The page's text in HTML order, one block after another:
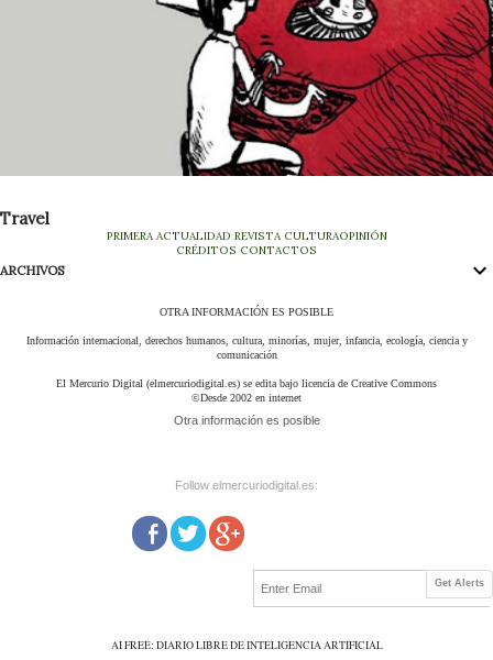
Travel
PRIMERA ACTUALIDAD REVISTA CULTURAOPINIÓN
CRÉDITOS CONTACTOS
ARCHIVOS
OTRA INFORMACIÓN ES POSIBLE
Información internacional, derechos humanos, cultura, minorías, mujer, infancia, ecología, ciencia y
comunicación
El Mercurio Digital (elmercuriodigital.es) se edita bajo licencia de Creative Commons
©Desde 2002 en internet
Otra información es posible
Follow elmercuriodigital.es:
Get Alerts
AI FREE: DIARIO LIBRE DE INTELIGENCIA ARTIFICIAL